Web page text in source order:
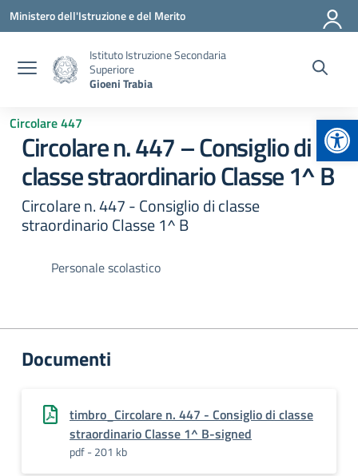
Vai ai contenuti
Vai al menu di navigazione
Vai al footer
Ministero dell'Istruzione e del Merito
Istituto Istruzione Secondaria
Superiore
Gioeni Trabia
Circolare 447
Circolare n. 447 – Consiglio di
classe straordinario Classe 1^ B
Circolare n. 447 - Consiglio di classe
straordinario Classe 1^ B
Personale scolastico
Documenti
timbro_Circolare n. 447 - Consiglio di classe
straordinario Classe 1^ B-signed
pdf - 201 kb